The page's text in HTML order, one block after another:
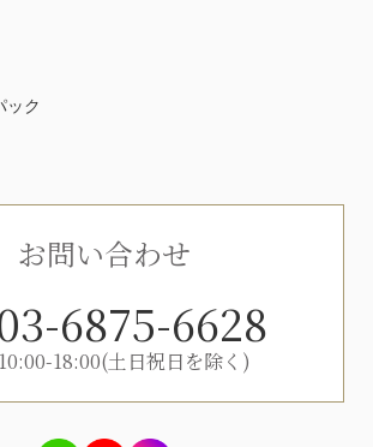
お問い合わせ
6875-6628
18:00(土日祝日を除く)
ック